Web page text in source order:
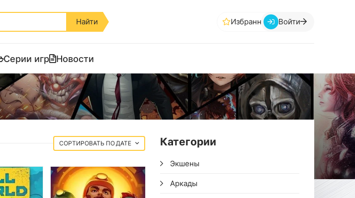
Найти Избранное Войти
Серии игр Новости
ДАТЕ Категории
Экшены
Аркады